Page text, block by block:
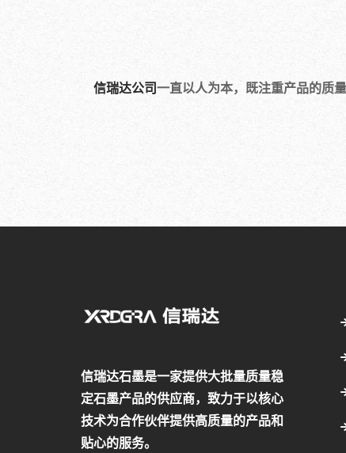
信瑞达公司一直以人为本，既注重产品的质
信瑞达石墨是一家提供大批量质量稳
定石墨产品的供应商，致力于以核心
技术为合作伙伴提供高质量的产品和
贴心的服务。